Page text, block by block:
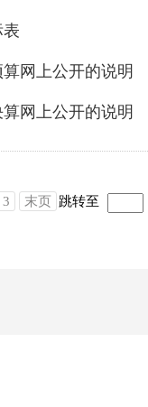
网上公开的说明
网上公开的说明
3 末页 跳转至